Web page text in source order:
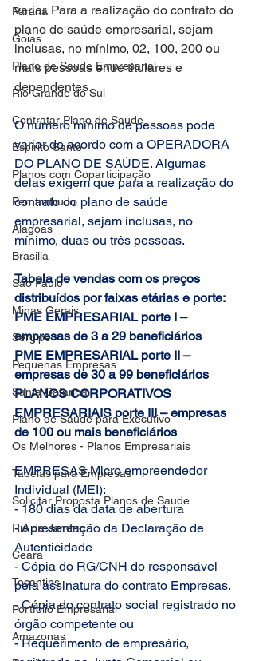
Parana
Goias
Plano de Saude Empresarial
Rio Grande do Sul
Contratar Plano de Saude
Espirito Santo
Planos com Coparticipação
Pernambuco
Alagoas
Brasilia
Sao Paulo
Minas Gerais
Sergipe
Pequenas Empresas
Santa Catarina
Plano de Saude para Executivo
Os Melhores - Planos Empresariais
Tabelas para Empresas
Solicitar Proposta Planos de Saude
Rio de Janeiro
Ceara
Tocantins
Portfolio Empresarial
Amazonas
variar. Para a realização do contrato do
plano de saúde empresarial, sejam
inclusas, no mínimo, 02, 100, 200 ou
mais pessoas entre titulares e
dependentes.
O número mínimo de pessoas pode
variar de acordo com a OPERADORA
DO PLANO DE SAÚDE. Algumas
delas exigem que para a realização do
contrato do plano de saúde
empresarial, sejam inclusas, no
mínimo, duas ou três pessoas.
Tabela de vendas com os preços
distribuídos por faixas etárias e porte:
PME EMPRESARIAL porte I –
empresas de 3 a 29 beneficiários
PME EMPRESARIAL porte II –
empresas de 30 a 99 beneficiários
PLANOS CORPORATIVOS
EMPRESARIAIS porte III – empresas
de 100 ou mais beneficiários
EMPRESAS Micro empreendedor
Individual (MEI):
- 180 dias da data de abertura
- Apresentação da Declaração de
Autenticidade
- Cópia do RG/CNH do responsável
pela assinatura do contrato Empresas.
- Cópia do contrato social registrado no
órgão competente ou
- Requerimento de empresário,